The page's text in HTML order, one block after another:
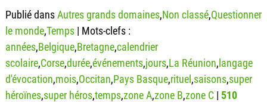
Publié dansAutres grands domaines,Non classé,Questionner
le monde,Temps| Mots-clefs :
années,Belgique,Bretagne,calendrier
scolaire,Corse,durée,événements,jours,La Réunion,langage
d'évocation,mois,Occitan,Pays Basque,rituel,saisons,super
héroïnes,super héros,temps,zone A,zone B,zone C| 510